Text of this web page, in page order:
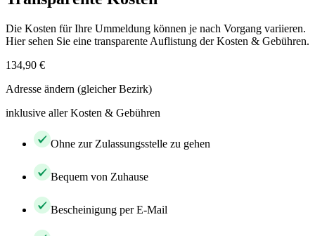
Die Kosten für Ihre Ummeldung können je nach Vorgang variieren.
Hier sehen Sie eine transparente Auflistung der Kosten & Gebühren.
134,90 €
Adresse ändern (gleicher Bezirk)
inklusive aller Kosten & Gebühren
Ohne zur Zulassungsstelle zu gehen
Bequem von Zuhause
Bescheinigung per E-Mail